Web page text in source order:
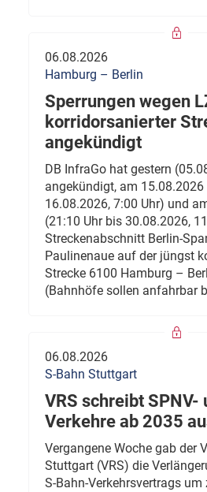
06.08.2026
Hamburg – Berlin
Sperrungen wegen
korridorsanierter
angekündigt
DB InfraGo hat gestern
angekündigt, am
16.08.2026, 7:00 Uhr) und
(21:10 Uhr bis 30.08.2026,
Streckenabschnitt Berlin-
Paulinenaue auf der jüngst
Strecke 6100 Hamburg –
(Bahnhöfe sollen anfahrbar
06.08.2026
S-Bahn Stuttgart
VRS schreibt SPNV-
Verkehre ab 2035
Vergangene Woche gab der
Stuttgart (VRS) die
S-Bahn-Verkehrsvertrags